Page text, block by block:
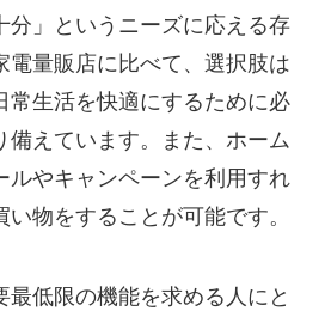
分」というニーズに応える存
電量販店に比べて、選択肢は
常生活を快適にするために必
備えています。また、ホーム
ルやキャンペーンを利用すれ
物をすることが可能です。
最低限の機能を求める人にと